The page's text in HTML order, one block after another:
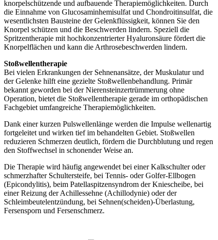
knorpelschützende und aufbauende Therapiemöglichkeiten. Durch
die Einnahme von Glucosaminhemisulfat und Chondroitinsulfat, die
wesentlichsten Bausteine der Gelenkflüssigkeit, können Sie den
Knorpel schützen und die Beschwerden lindern. Speziell die
Spritzentherapie mit hochkonzentrierter Hyaluronsäure fördert die
Knorpelflächen und kann die Arthrosebeschwerden lindern.
Stoßwellentherapie
Bei vielen Erkrankungen der Sehnenansätze, der Muskulatur und
der Gelenke hilft eine gezielte Stoßwellenbehandlung. Primär
bekannt geworden bei der Nierensteinzertrümmerung ohne
Operation, bietet die Stoßwellentherapie gerade im orthopädischen
Fachgebiet umfangreiche Therapiemöglichkeiten.
Dank einer kurzen Pulswellenlänge werden die Impulse wellenartig
fortgeleitet und wirken tief im behandelten Gebiet. Stoßwellen
reduzieren Schmerzen deutlich, fördern die Durchblutung und regen
den Stoffwechsel in schonender Weise an.
Die Therapie wird häufig angewendet bei einer Kalkschulter oder
schmerzhafter Schultersteife, bei Tennis- oder Golfer-Ellbogen
(Epicondylitis), beim Patellaspitzensyndrom der Kniescheibe, bei
einer Reizung der Achillessehne (Achillodynie) oder der
Schleimbeutelentzündung, bei Sehnen(scheiden)-Überlastung,
Fersensporn und Fersenschmerz.